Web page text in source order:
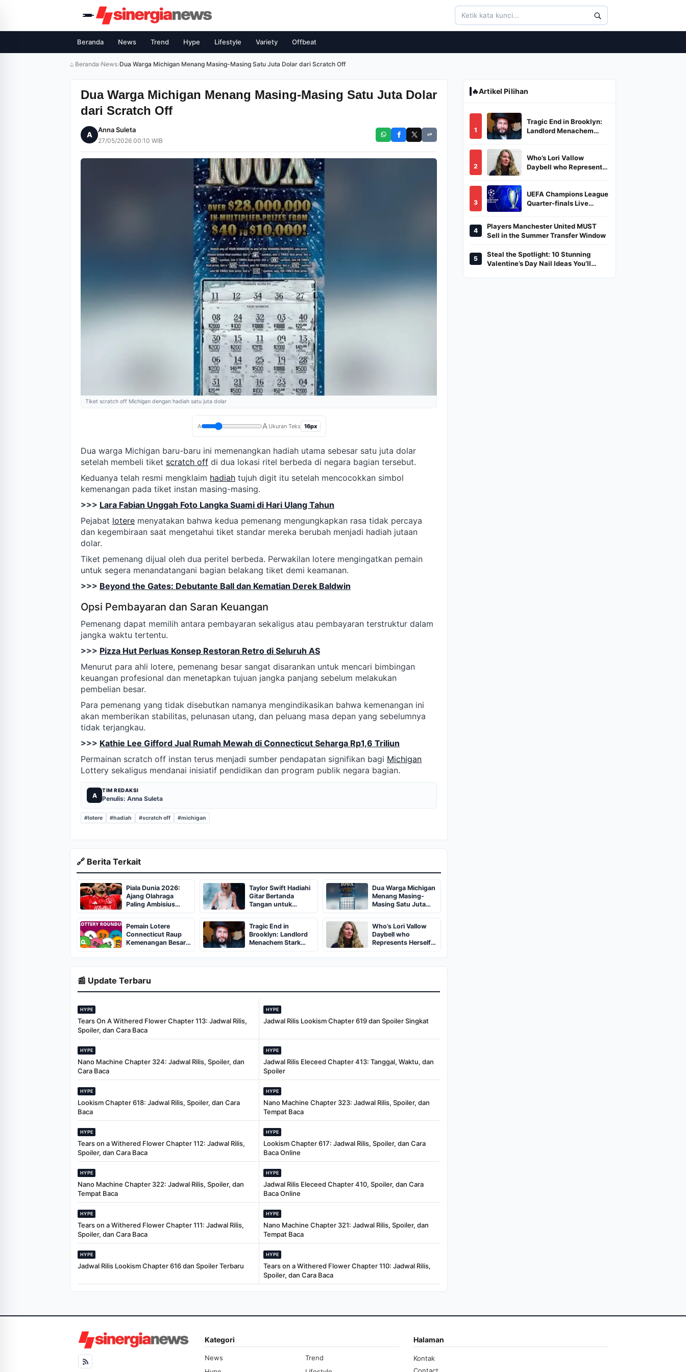
Beranda News Trend Hype Lifestyle Variety Offbeat
⌂ Beranda›News›Dua Warga Michigan Menang Masing-Masing Satu Juta Dolar dari Scratch Off
Dua Warga Michigan Menang Masing-Masing Satu Juta Dolar
dari Scratch Off
A
Anna Suleta
27/05/2026 00:10 WIB
Tiket scratch off Michigan dengan hadiah satu juta dolar
A A Ukuran Teks 16px
Dua warga Michigan baru-baru ini memenangkan hadiah utama sebesar satu juta dolar
setelah membeli tiket scratch off di dua lokasi ritel berbeda di negara bagian tersebut.
Keduanya telah resmi mengklaim hadiah tujuh digit itu setelah mencocokkan simbol
kemenangan pada tiket instan masing-masing.
>>> Lara Fabian Unggah Foto Langka Suami di Hari Ulang Tahun
Pejabat lotere menyatakan bahwa kedua pemenang mengungkapkan rasa tidak percaya
dan kegembiraan saat mengetahui tiket standar mereka berubah menjadi hadiah jutaan
dolar.
Tiket pemenang dijual oleh dua peritel berbeda. Perwakilan lotere mengingatkan pemain
untuk segera menandatangani bagian belakang tiket demi keamanan.
>>> Beyond the Gates: Debutante Ball dan Kematian Derek Baldwin
Opsi Pembayaran dan Saran Keuangan
Pemenang dapat memilih antara pembayaran sekaligus atau pembayaran terstruktur dalam
jangka waktu tertentu.
>>> Pizza Hut Perluas Konsep Restoran Retro di Seluruh AS
Menurut para ahli lotere, pemenang besar sangat disarankan untuk mencari bimbingan
keuangan profesional dan menetapkan tujuan jangka panjang sebelum melakukan
pembelian besar.
Para pemenang yang tidak disebutkan namanya mengindikasikan bahwa kemenangan ini
akan memberikan stabilitas, pelunasan utang, dan peluang masa depan yang sebelumnya
tidak terjangkau.
>>> Kathie Lee Gifford Jual Rumah Mewah di Connecticut Seharga Rp1,6 Triliun
Permainan scratch off instan terus menjadi sumber pendapatan signifikan bagi Michigan
Lottery sekaligus mendanai inisiatif pendidikan dan program publik negara bagian.
A
TIM REDAKSI
Penulis: Anna Suleta
#lotere #hadiah #scratch off #michigan
🔗 Berita Terkait
Piala Dunia 2026:
Ajang Olahraga
Paling Ambisius
dengan Investasi
Triliunan Rupiah
Taylor Swift Hadiahi
Gitar Bertanda
Tangan untuk
Penggemar Cilik
Dua Warga Michigan
Menang Masing-
Masing Satu Juta
Dolar dari Scratch
Off
Pemain Lotere
Connecticut Raup
Kemenangan Besar
Pekan Ini
Tragic End in
Brooklyn: Landlord
Menachem Stark
Abducted,
Suffocated, and Left
Burned in a
Who’s Lori Vallow
Daybell who
Represents Herself
in Fourth Husband's
Murder Trial
📰 Update Terbaru
HYPE
Tears On A Withered Flower Chapter 113: Jadwal Rilis,
Spoiler, dan Cara Baca
HYPE
Jadwal Rilis Lookism Chapter 619 dan Spoiler Singkat
HYPE
Nano Machine Chapter 324: Jadwal Rilis, Spoiler, dan
Cara Baca
HYPE
Jadwal Rilis Eleceed Chapter 413: Tanggal, Waktu, dan
Spoiler
HYPE
Lookism Chapter 618: Jadwal Rilis, Spoiler, dan Cara
Baca
HYPE
Nano Machine Chapter 323: Jadwal Rilis, Spoiler, dan
Tempat Baca
HYPE
Tears on a Withered Flower Chapter 112: Jadwal Rilis,
Spoiler, dan Cara Baca
HYPE
Lookism Chapter 617: Jadwal Rilis, Spoiler, dan Cara
Baca Online
HYPE
Nano Machine Chapter 322: Jadwal Rilis, Spoiler, dan
Tempat Baca
HYPE
Jadwal Rilis Eleceed Chapter 410, Spoiler, dan Cara
Baca Online
HYPE
Tears on a Withered Flower Chapter 111: Jadwal Rilis,
Spoiler, dan Cara Baca
HYPE
Nano Machine Chapter 321: Jadwal Rilis, Spoiler, dan
Tempat Baca
HYPE
Jadwal Rilis Lookism Chapter 616 dan Spoiler Terbaru
HYPE
Tears on a Withered Flower Chapter 110: Jadwal Rilis,
Spoiler, dan Cara Baca
🔥Artikel Pilihan
1
Tragic End in Brooklyn:
Landlord Menachem
Burned in a Dumpster
2
Who’s Lori Vallow
Daybell who Represents
3
UEFA Champions League
Quarter-finals Live
And Where To Watch
4
Players Manchester United MUST
Sell in the Summer Transfer Window
5
Steal the Spotlight: 10 Stunning
Valentine’s Day Nail Ideas You’ll
Kategori
News
Trend
Halaman
Kontak